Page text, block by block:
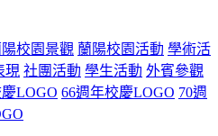
校園景觀 蘭陽校園活動 學術活
現 社團活動 學生活動 外賓參觀
LOGO 66週年校慶LOGO 70週